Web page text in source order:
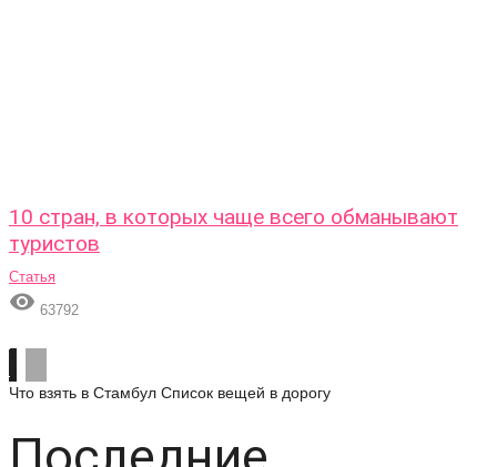
10 стран, в которых чаще всего обманывают
туристов
Статья
 63792
Что взять в Стамбул Список вещей в дорогу